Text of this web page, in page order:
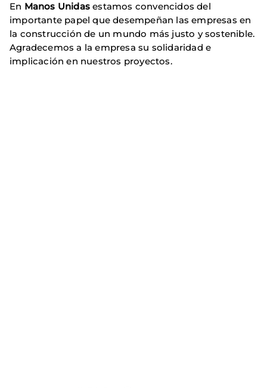
En Manos Unidas estamos convencidos del
importante papel que desempeñan las empresas en
la construcción de un mundo más justo y sostenible.
Agradecemos a la empresa su solidaridad e
implicación en nuestros proyectos.